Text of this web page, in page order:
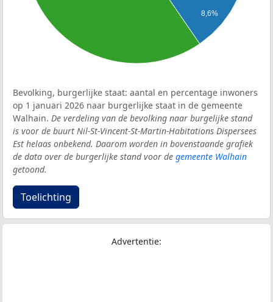
8,6%
Bevolking, burgerlijke staat: aantal en percentage inwoners
op 1 januari 2026 naar burgerlijke staat in de gemeente
Walhain. De verdeling van de bevolking naar burgelijke stand
is voor de buurt Nil-St-Vincent-St-Martin-Habitations Dispersees
Est helaas onbekend. Daarom worden in bovenstaande grafiek
de data over de burgerlijke stand voor de gemeente Walhain
getoond.
Toelichting
Advertentie: